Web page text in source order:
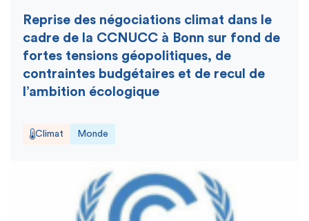
Reprise des négociations climat dans le
cadre de la CCNUCC à Bonn sur fond de
fortes tensions géopolitiques, de
contraintes budgétaires et de recul de
l’ambition écologique
Climat Monde